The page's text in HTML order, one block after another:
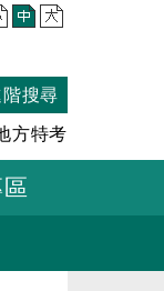
中 大
階搜尋
方特考